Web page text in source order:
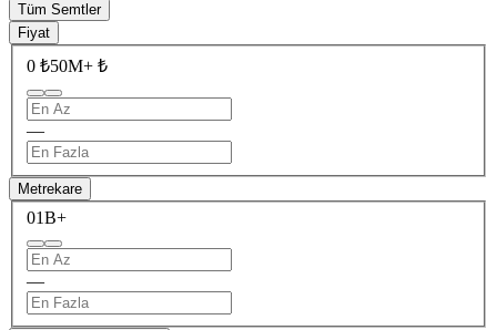
Tüm Semtler
Fiyat
0 ₺50M+ ₺
—
Metrekare
01B+
—